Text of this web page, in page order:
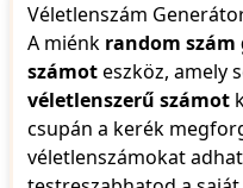
28
29
31
32
33
34
35
Véletlenszám
A miénk random
számoteszköz, amely
véletlenszerű számot
csupán a kerék
véletlenszámokat